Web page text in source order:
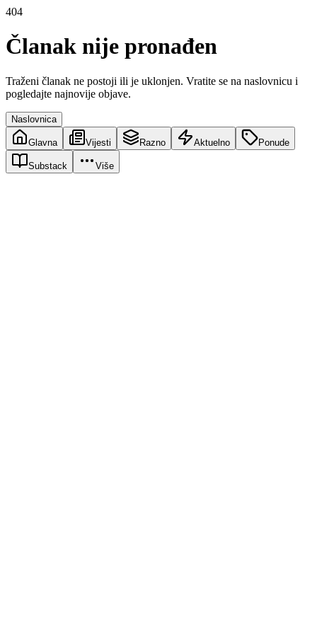
404
Članak nije pronađen
Traženi članak ne postoji ili je uklonjen. Vratite se na naslovnicu i
pogledajte najnovije objave.
Naslovnica
Glavna Vijesti Razno Aktuelno Ponude
Substack Više